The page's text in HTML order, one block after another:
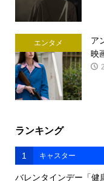
エンタメ
ア
映
ランキング
1 キャスター
バレンタインデー「健